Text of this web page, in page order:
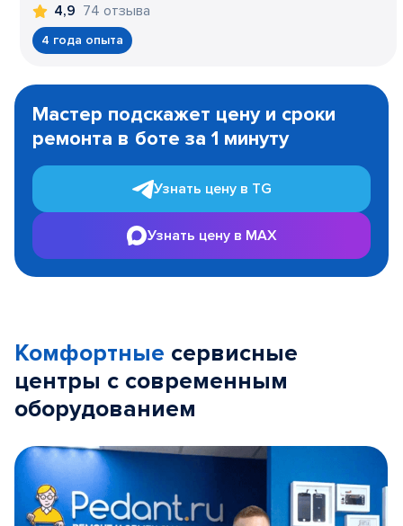
4,9 74 отзыва
4 года опыта
1
Мастер подскажет цену и сроки
ремонта в боте за 1 минуту
Узнать цену в TG
Узнать цену в MAX
Комфортные сервисные
центры с современным
оборудованием